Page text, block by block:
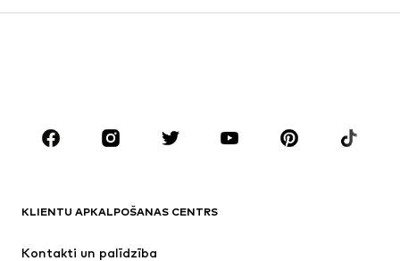
Aksesuāri
Premium
Jaunumi
Šobrīd populāri
KLIENTU APKALPOŠANAS CENTRS
Kontakti un palīdzība